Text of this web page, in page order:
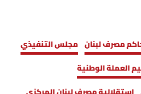
مصرف لبنان مجلس التنفيذي
العملة الوطنية